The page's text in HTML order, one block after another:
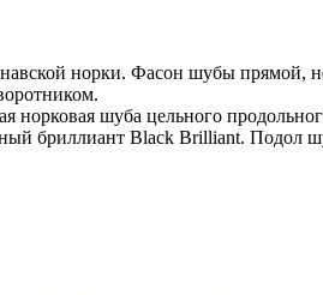
норки. Фасон шубы
норковая шуба цельного
бриллиант Black Brilliant.